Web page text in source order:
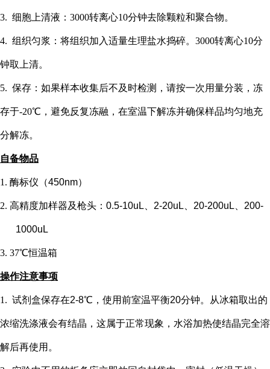
3. 细胞上清液：3000转离心10分钟去除颗粒和聚合物。
4. 组织匀浆：将组织加入适量生理盐水捣碎。3000转离心10分
钟取上清。
5. 保存：如果样本收集后不及时检测，请按一次用量分装，冻
存于-20℃，避免反复冻融，在室温下解冻并确保样品均匀地充
分解冻。
自备物品
1. 酶标仪（450nm）
2. 高精度加样器及枪头： 0.5-10uL、2-20uL、20-200uL、200-
1000uL
3. 37℃恒温箱
操作注意事项
1. 试剂盒保存在2-8℃，使用前室温平衡20分钟。从冰箱取出的
浓缩洗涤液会有结晶，这属于正常现象，水浴加热使结晶完全溶
解后再使用。